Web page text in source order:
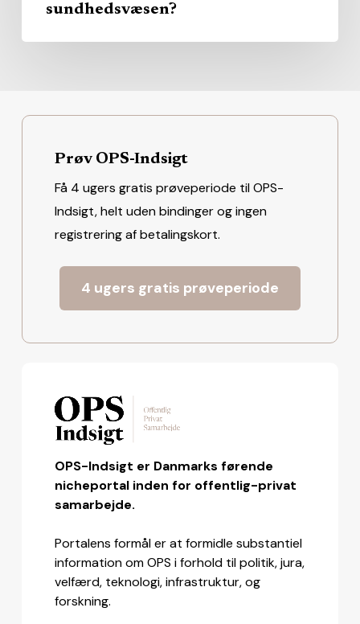
sundhedsvæsen?
Prøv OPS-Indsigt
Få 4 ugers gratis prøveperiode til OPS-
Indsigt, helt uden bindinger og ingen
registrering af betalingskort.
4 ugers gratis prøveperiode
OPS-Indsigt er Danmarks førende
nicheportal inden for offentlig-privat
samarbejde.
Portalens formål er at formidle substantiel
information om OPS i forhold til politik, jura,
velfærd, teknologi, infrastruktur, og
forskning.